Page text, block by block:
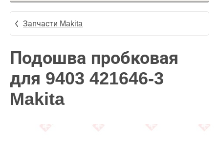
Запчасти Makita
Подошва пробковая
для 9403 421646-3
Makita